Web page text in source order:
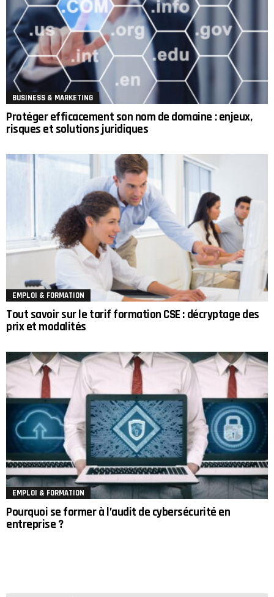
BUSINESS & MARKETING
Protéger efficacement son nom de domaine : enjeux,
risques et solutions juridiques
EMPLOI & FORMATION
Tout savoir sur le tarif formation CSE : décryptage des
prix et modalités
EMPLOI & FORMATION
Pourquoi se former à l’audit de cybersécurité en
entreprise ?